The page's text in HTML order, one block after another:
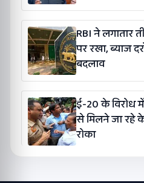
RBI ने लगातार
पर रखा, ब्याज
बदलाव
ई-20 के विरोध
से मिलने जा रहे
रोका